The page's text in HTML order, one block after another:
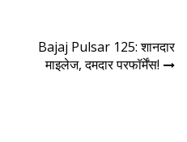
Bajaj Pulsar 125: शानदार
माइलेज, दमदार परफॉर्मेंस!